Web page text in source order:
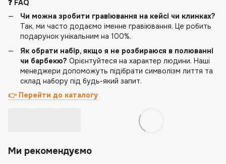
❓ FAQ
Чи можна зробити гравіювання на кейсі чи клинках?
Так, ми часто додаємо іменне гравіювання. Це робить
подарунок унікальним на 100%.
Як обрати набір, якщо я не розбираюся в полюванні
чи барбекю? Орієнтуйтеся на характер людини. Наші
менеджери допоможуть підібрати символізм лиття та
склад набору під будь-який запит.
👉 Перейти до каталогу
Ми рекомендуємо